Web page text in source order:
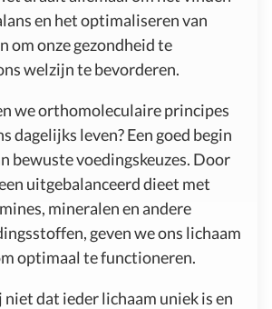
en het optimaliseren van
om onze gezondheid te
welzijn te bevorderen.
we orthomoleculaire principes
dagelijks leven? Een goed begin
bewuste voedingskeuzes. Door
uitgebalanceerd dieet met
mineralen en andere
geven we ons lichaam
optimaal te functioneren.
dat ieder lichaam uniek is en